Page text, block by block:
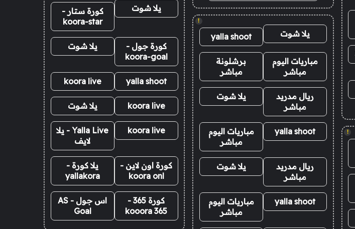
!
!
يلا شوت yalla shoot
مباريات اليوم
مباشر
برشلونة
مباشر
ريال مدريد
مباشر
يلا شوت
yalla shoot
مباريات اليوم
مباشر
ريال مدريد
مباشر
يلا شوت
yalla shoot
مباريات اليوم
مباشر
يلا شوت
كورة ستار -
koora-star
كورة جول -
koora-goal
يلا شوت
yalla shoot
koora live
koora live يلا شوت
koora live
Yalla Live - يلا
لايف
كورة اون لاين -
koora onl
يلا كورة -
yallakora
كورة 365 -
kooora 365
اس جول - AS
Goal